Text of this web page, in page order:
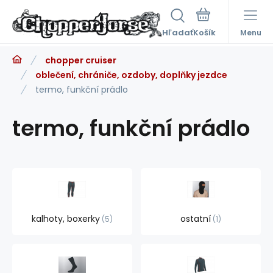
Hľadať Menu
chopper cruiser
oblečení, chrániče, ozdoby, doplňky jezdce
termo, funkční prádlo
termo, funkční prádlo
kalhoty, boxerky 5 ostatní 1